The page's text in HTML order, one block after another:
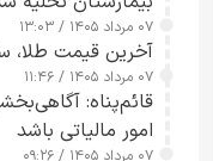
۰۷ مرداد ۱۴۰۵ / ۱۳:۰۳
آخرین قیمت طلا، سکه و
۰۷ مرداد ۱۴۰۵ / ۱۱:۴۶
قائم‌پناه:
امور مالیاتی باشد
۰۷ مرداد ۱۴۰۵ / ۰۹:۲۶